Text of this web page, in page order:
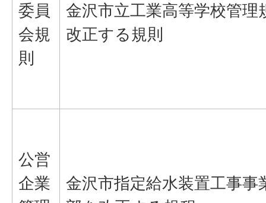
委員
会規
則
金沢市立工業高等学校管理
改正する規則
公営
企業
金沢市指定給水装置工事事